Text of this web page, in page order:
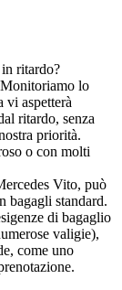
ritardo?
lo
aspetterà
ritardo, senza
priorità.
o con molti
Vito, può
bagagli standard.
di bagaglio
valigie),
come uno